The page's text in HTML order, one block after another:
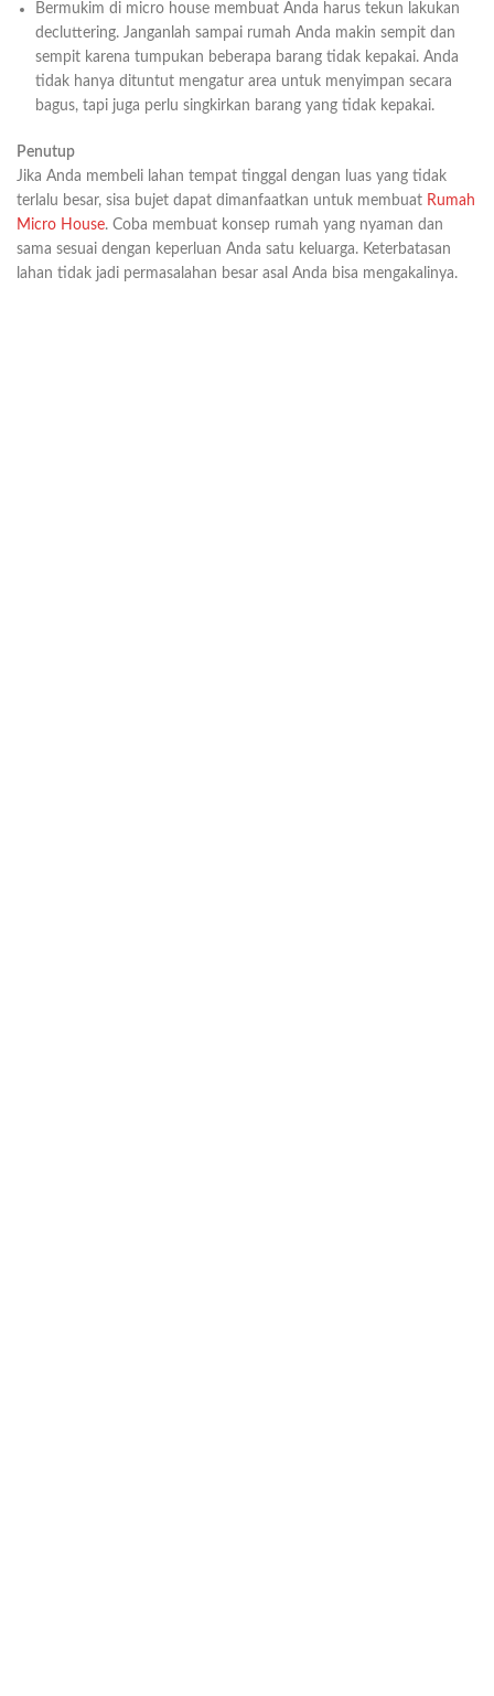
Bermukim di micro house membuat Anda harus tekun lakukan
decluttering. Janganlah sampai rumah Anda makin sempit dan
sempit karena tumpukan beberapa barang tidak kepakai. Anda
tidak hanya dituntut mengatur area untuk menyimpan secara
bagus, tapi juga perlu singkirkan barang yang tidak kepakai.
Penutup
Jika Anda membeli lahan tempat tinggal dengan luas yang tidak
terlalu besar, sisa bujet dapat dimanfaatkan untuk membuat Rumah
Micro House. Coba membuat konsep rumah yang nyaman dan
sama sesuai dengan keperluan Anda satu keluarga. Keterbatasan
lahan tidak jadi permasalahan besar asal Anda bisa mengakalinya.